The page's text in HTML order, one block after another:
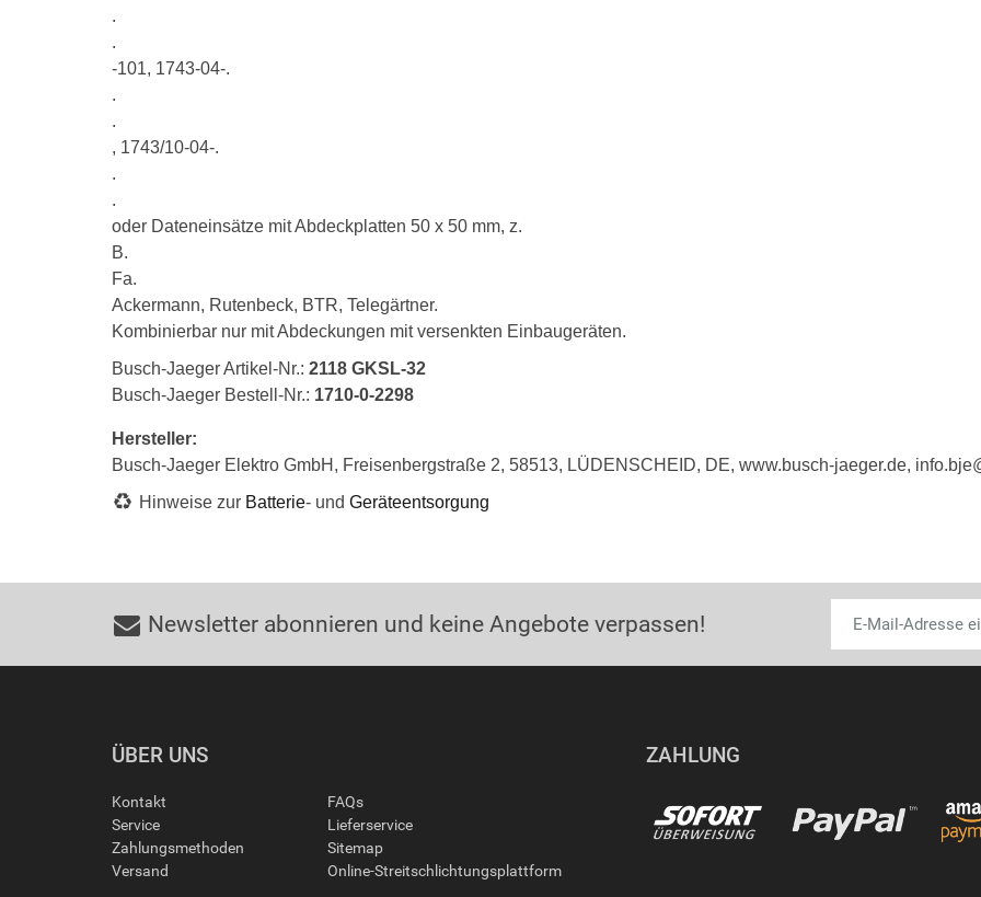
.
.
-101, 1743-04-.
.
.
, 1743/10-04-.
.
.
oder Dateneinsätze mit Abdeckplatten 50 x 50 mm, z.
B.
Fa.
Ackermann, Rutenbeck, BTR, Telegärtner.
Kombinierbar nur mit Abdeckungen mit versenkten Einbaugeräten.
Busch-Jaeger Artikel-Nr.: 2118 GKSL-32
Busch-Jaeger Bestell-Nr.: 1710-0-2298
Hersteller:
Busch-Jaeger Elektro GmbH, Freisenbergstraße 2, 58513, LÜDENSCHEID, DE, www.busch-jaeger.de,
Hinweise zur Batterie- und Geräteentsorgung
Newsletter abonnieren und keine Angebote verpassen!
ÜBER UNS
Kontakt
Service
Zahlungsmethoden
Versand
FAQs
Lieferservice
Sitemap
Online-Streitschlichtungsplattform
ZAHLUNG